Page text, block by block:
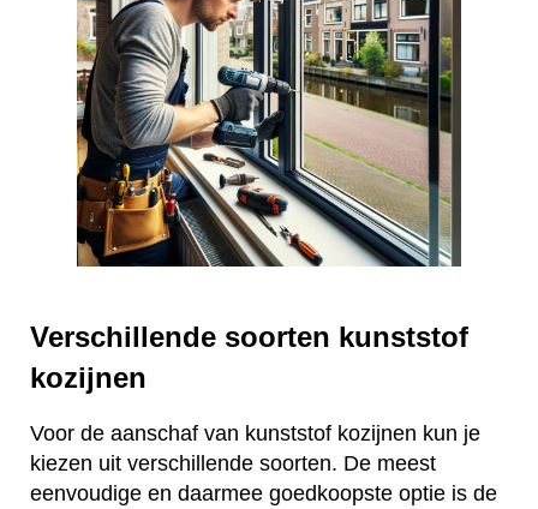
Verschillende soorten kunststof
kozijnen
Voor de aanschaf van kunststof kozijnen kun je
kiezen uit verschillende soorten. De meest
eenvoudige en daarmee goedkoopste optie is de